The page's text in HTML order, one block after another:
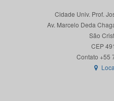
Cidade Univ. Prof.
Av. Marcelo Deda
São
CEP